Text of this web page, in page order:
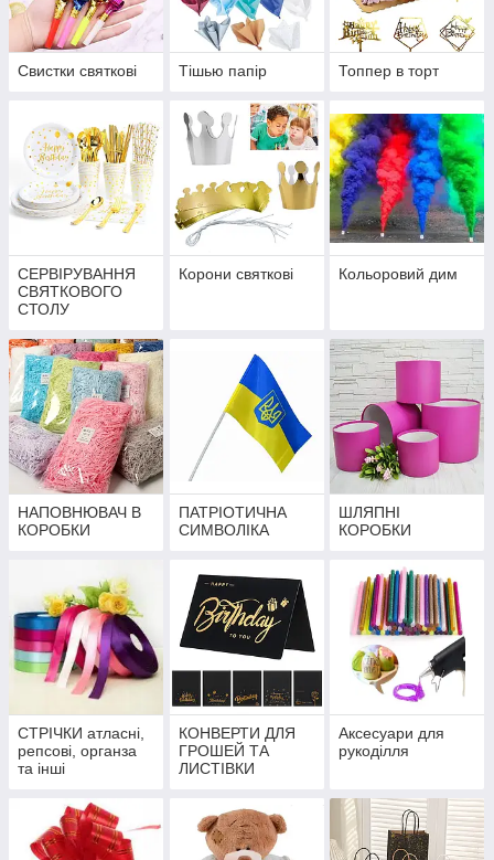
Свистки святкові Тішью папір Топпер в торт
СЕРВІРУВАННЯ
СВЯТКОВОГО
СТОЛУ
Корони святкові Кольоровий дим
НАПОВНЮВАЧ В
КОРОБКИ
ПАТРІОТИЧНА
СИМВОЛІКА
ШЛЯПНІ
КОРОБКИ
СТРІЧКИ атласні,
репсові, органза
та інші
КОНВЕРТИ ДЛЯ
ГРОШЕЙ ТА
ЛИСТІВКИ
Аксесуари для
рукоділля